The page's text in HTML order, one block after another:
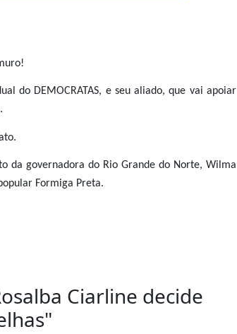
do DEMOCRATAS, e seu aliado, que vai apoiar
da governadora do Rio Grande do Norte, Wilma
Formiga Preta.
Ciarline decide
"